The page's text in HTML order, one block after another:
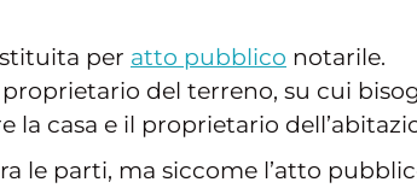
per atto pubblico notarile.
del terreno, su cui
casa e il proprietario
le parti, ma siccome l’atto